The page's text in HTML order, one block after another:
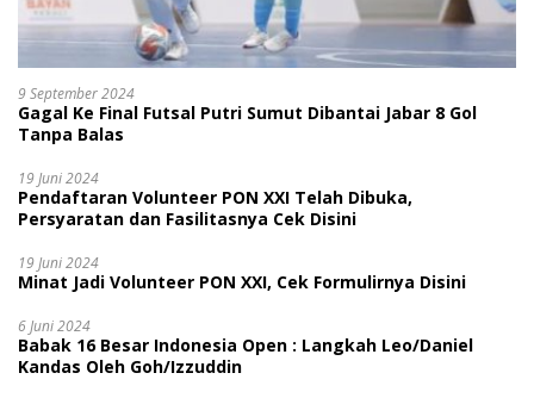
9 September 2024
Gagal Ke Final Futsal Putri Sumut Dibantai Jabar 8 Gol
Tanpa Balas
19 Juni 2024
Pendaftaran Volunteer PON XXI Telah Dibuka,
Persyaratan dan Fasilitasnya Cek Disini
19 Juni 2024
Minat Jadi Volunteer PON XXI, Cek Formulirnya Disini
6 Juni 2024
Babak 16 Besar Indonesia Open : Langkah Leo/Daniel
Kandas Oleh Goh/Izzuddin